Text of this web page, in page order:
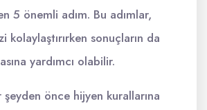
5 önemli adım. Bu adımlar,
kolaylaştırırken sonuçların da
yardımcı olabilir.
şeyden önce hijyen kurallarına